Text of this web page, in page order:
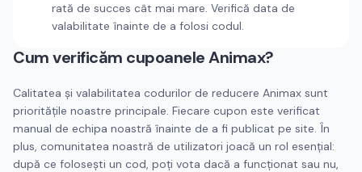
rată de succes cât mai mare. Verifică data de
valabilitate înainte de a folosi codul.
Cum verificăm cupoaneleAnimax?
Calitatea și valabilitatea codurilor de reducere Animax sunt
prioritățile noastre principale. Fiecare cupon este verificat
manual de echipa noastră înainte de a fi publicat pe site. În
plus, comunitatea noastră de utilizatori joacă un rol esențial:
după ce folosești un cod, poți vota dacă a funcționat sau nu,